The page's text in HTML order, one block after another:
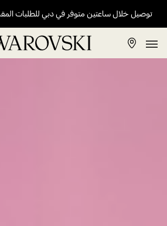
توصيل خلال ساعتين متوفر في دبي للطلبات المقدمة